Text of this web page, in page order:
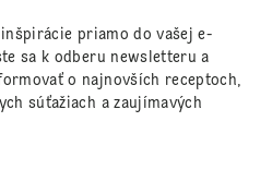
priamo do vašej e-
sa k odberu newsletteru a
o najnovších receptoch,
súťažiach a zaujímavých